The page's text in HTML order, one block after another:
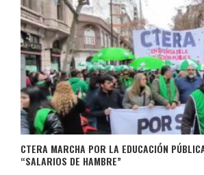
CTERA MARCHA POR LA EDUCACIÓN
“SALARIOS DE HAMBRE”